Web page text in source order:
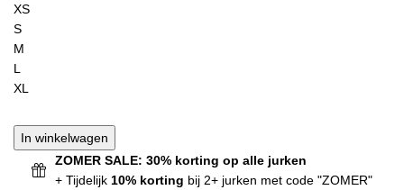
XS
S
M
L
XL
In winkelwagen
ZOMER SALE: 30% korting op alle jurken
+ Tijdelijk 10% korting bij 2+ jurken met code "ZOMER"